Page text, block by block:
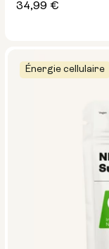
Prix
34,99 €
Énergie cellulaire